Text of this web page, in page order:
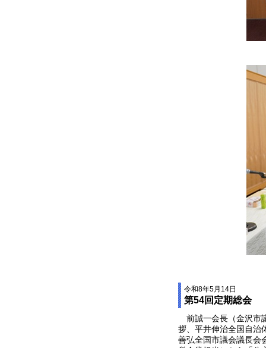
令和8年5月14日
第54回定期総会
前誠一会長（金沢市
拶、平井伸治全国自治
善弘全国市議会議長会